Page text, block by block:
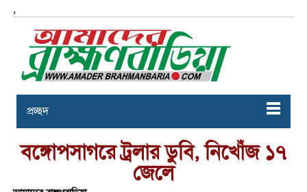
,
প্রচ্ছদ
বঙ্গোপসাগরে ট্রলার ডুবি, নিখোঁজ ১৭
জেলে